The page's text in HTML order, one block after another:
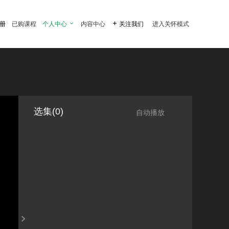
已购课程 个人中心  内容中心  关注我们 进入关怀模式
选集(0) 自动播放